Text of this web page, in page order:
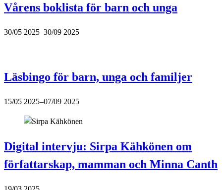
Vårens boklista för barn och unga
30/05 2025–30/09 2025
Läsbingo för barn, unga och familjer
15/05 2025–07/09 2025
Digital intervju: Sirpa Kähkönen om
författarskap, mamman och Minna Canth